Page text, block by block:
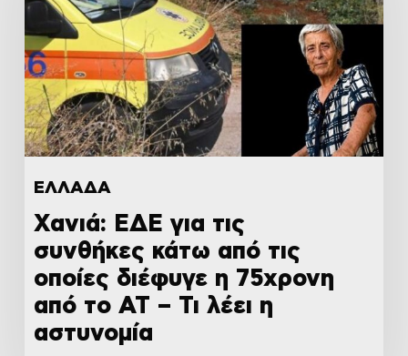
ΕΛΛΑΔΑ
Χανιά: ΕΔΕ για τις
συνθήκες κάτω από τις
οποίες διέφυγε η 75χρονη
από το ΑΤ – Τι λέει η
αστυνομία